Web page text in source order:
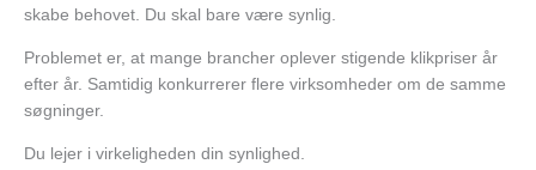
skabe behovet. Du skal bare være synlig.
Problemet er, at mange brancher oplever stigende klikpriser år
efter år. Samtidig konkurrerer flere virksomheder om de samme
søgninger.
Du lejer i virkeligheden din synlighed.